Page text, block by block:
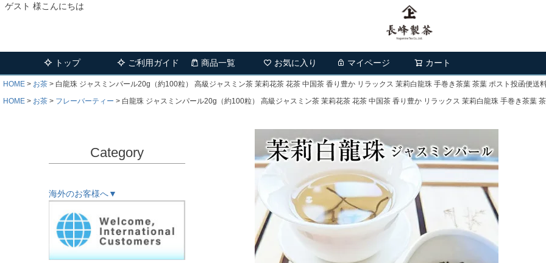
ゲスト 様こんにちは
トップ ご利用ガイド 商品一覧 お気に入り マイページ カート
HOME お茶
白龍珠 ジャスミンパール20g（約100粒） 高級ジャスミン茶 茉莉花茶 花茶 中国茶 香り豊か リラックス 茉莉白龍珠 手巻き茶葉 茶葉 ポスト投函便送
HOME
お茶 フレーバーティー 白龍珠 ジャスミンパール20g（約100粒） 高級ジャスミン茶 茉莉花茶 花茶 中国茶 香り豊か リラックス 茉莉白龍珠 手巻き茶葉
Category
海外のお客様へ▼